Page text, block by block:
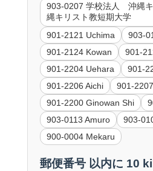
903-0207 学校法人 沖縄
縄キリスト教短期大学
901-2121 Uchima
903-
901-2124 Kowan
901-
901-2204 Uehara
901-
901-2206 Aichi
901-
901-2200 Ginowan Shi
903-0113 Amuro
903-
900-0004 Mekaru
郵便番号 以内に 10